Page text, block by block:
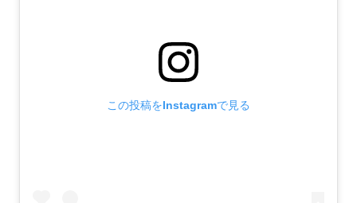
この投稿をInstagramで見る